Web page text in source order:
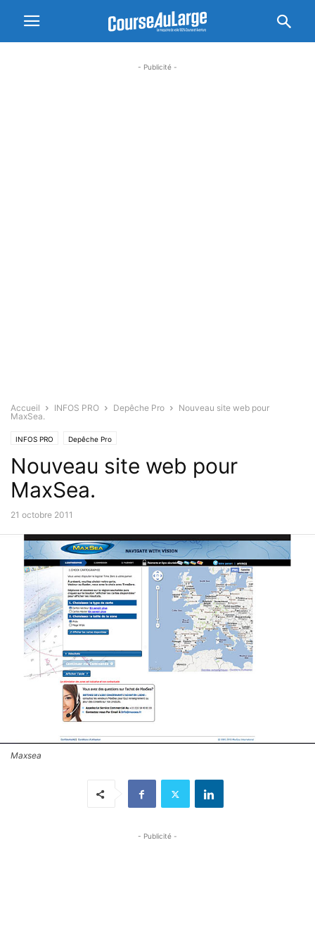
- Publicité -
Accueil INFOS PRO Depêche Pro
Nouveau site web pour
MaxSea.
INFOS PRO Depêche Pro
Nouveau site web pour
MaxSea.
21 octobre 2011
Maxsea
- Publicité -